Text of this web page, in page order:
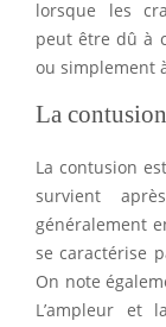
lorsque les
peut être dû à
ou simplement
La contusion
La contusion
survient
généralement
se caractérise
On note
L’ampleur et